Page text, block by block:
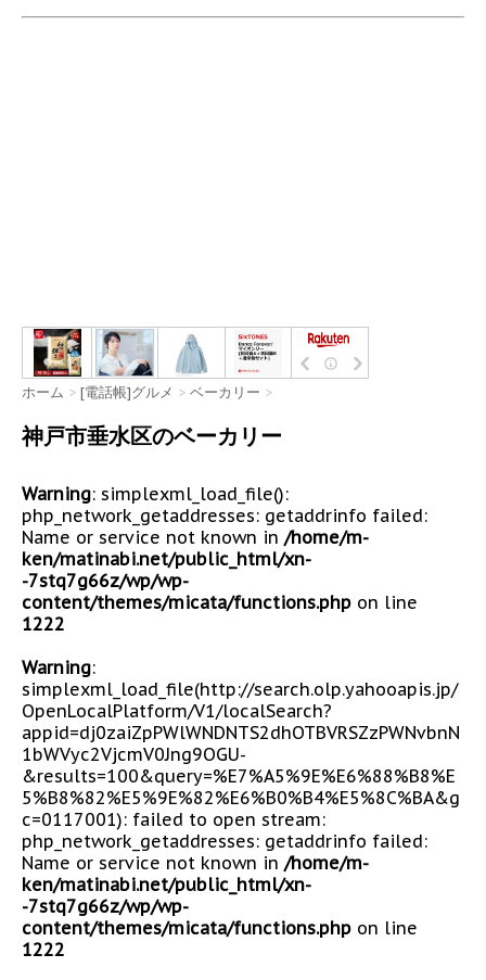
ホーム > [電話帳]グルメ > ベーカリー >
神戸市垂水区のベーカリー
Warning: simplexml_load_file():
php_network_getaddresses: getaddrinfo failed:
Name or service not known in /home/m-
ken/matinabi.net/public_html/xn-
-7stq7g66z/wp/wp-
content/themes/micata/functions.php on line
1222
Warning:
simplexml_load_file(http://search.olp.yahooapis.jp/
OpenLocalPlatform/V1/localSearch?
appid=dj0zaiZpPWlWNDNTS2dhOTBVRSZzPWNvbnN
1bWVyc2VjcmV0Jng9OGU-
&results=100&query=%E7%A5%9E%E6%88%B8%E
5%B8%82%E5%9E%82%E6%B0%B4%E5%8C%BA&g
c=0117001): failed to open stream:
php_network_getaddresses: getaddrinfo failed:
Name or service not known in /home/m-
ken/matinabi.net/public_html/xn-
-7stq7g66z/wp/wp-
content/themes/micata/functions.php on line
1222